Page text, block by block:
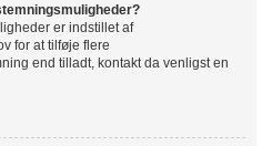
er indstillet af
for at tilføje flere
end tilladt, kontakt da venligst en